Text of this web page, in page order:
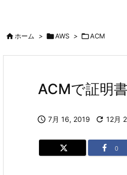
ホーム > AWS > ACM
ACMで証明
 7月 16, 2019  12月
0